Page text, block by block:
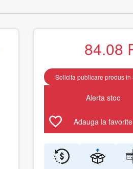
84.08
Solicita publicare produs in
Alerta stoc
Adauga la favorite